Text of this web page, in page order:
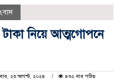
নিয়ে আত্মগোপনে
২৩ আগস্ট, ২০২৪
৪৩২ বার পঠিত